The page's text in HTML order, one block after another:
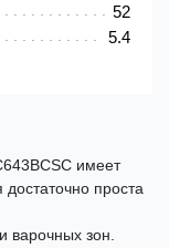
52
5.4
имеет
проста
зон.